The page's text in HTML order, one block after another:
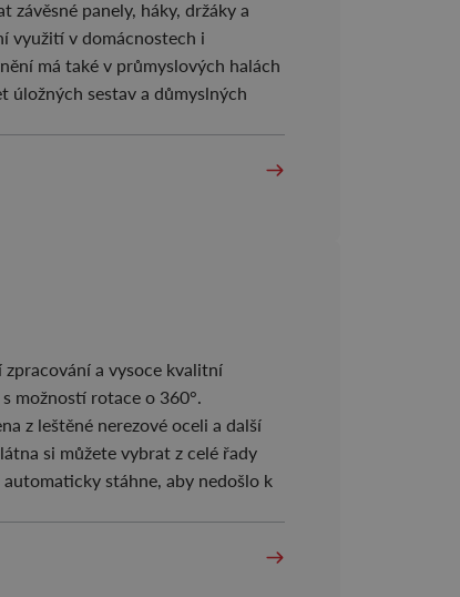
závěsné panely, háky, držáky a
využití v domácnostech i
má také v průmyslových halách
úložných sestav a důmyslných
a vysoce kvalitní
možností rotace o 360°.
z leštěné nerezové oceli a další
si můžete vybrat z celé řady
stáhne, aby nedošlo k